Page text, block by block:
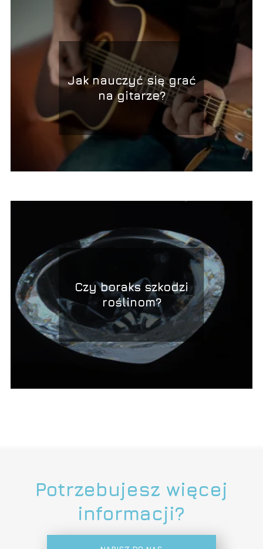
Jak nauczyć się grać
na gitarze?
Czy boraks szkodzi
roślinom?
Potrzebujesz więcej
informacji?